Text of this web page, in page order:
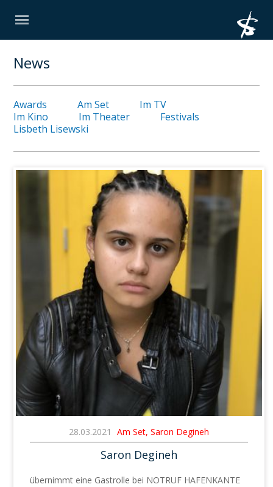
News
Awards Am Set
Im TV
Im Kino
Im Theater
Festivals
Lisbeth Lisewski
28.03.2021 Am Set, Saron Degineh
Saron Degineh
übernimmt eine Gastrolle bei NOTRUF HAFENKANTE